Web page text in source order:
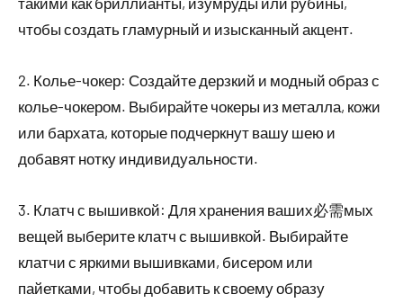
чтобы создать гламурный и изысканный акцент.
2. Колье-чокер: Создайте дерзкий и модный образ с
колье-чокером. Выбирайте чокеры из металла, кожи
или бархата, которые подчеркнут вашу шею и
добавят нотку индивидуальности.
3. Клатч с вышивкой: Для хранения ваших必需мых
вещей выберите клатч с вышивкой. Выбирайте
клатчи с яркими вышивками, бисером или
пайетками, чтобы добавить к своему образу